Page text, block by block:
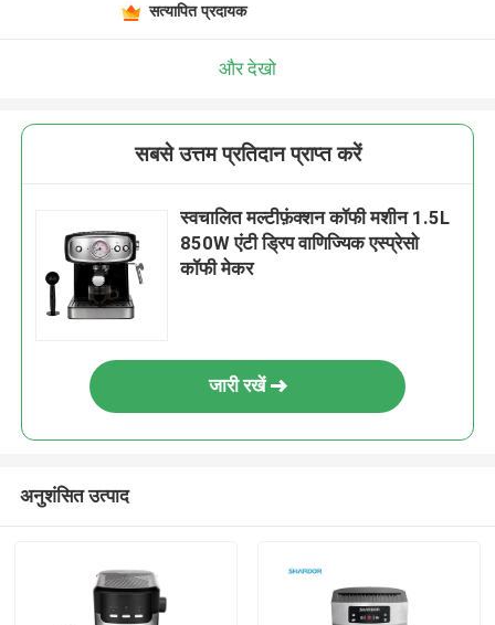
सत्यापित प्रदायक
और देखो
सबसे उत्तम प्रतिदान प्राप्त करें
स्वचालित मल्टीफ़ंक्शन कॉफी मशीन 1.5L
850W एंटी ड्रिप वाणिज्यिक एस्प्रेसो
कॉफी मेकर
जारी रखें
अनुशंसित उत्पाद